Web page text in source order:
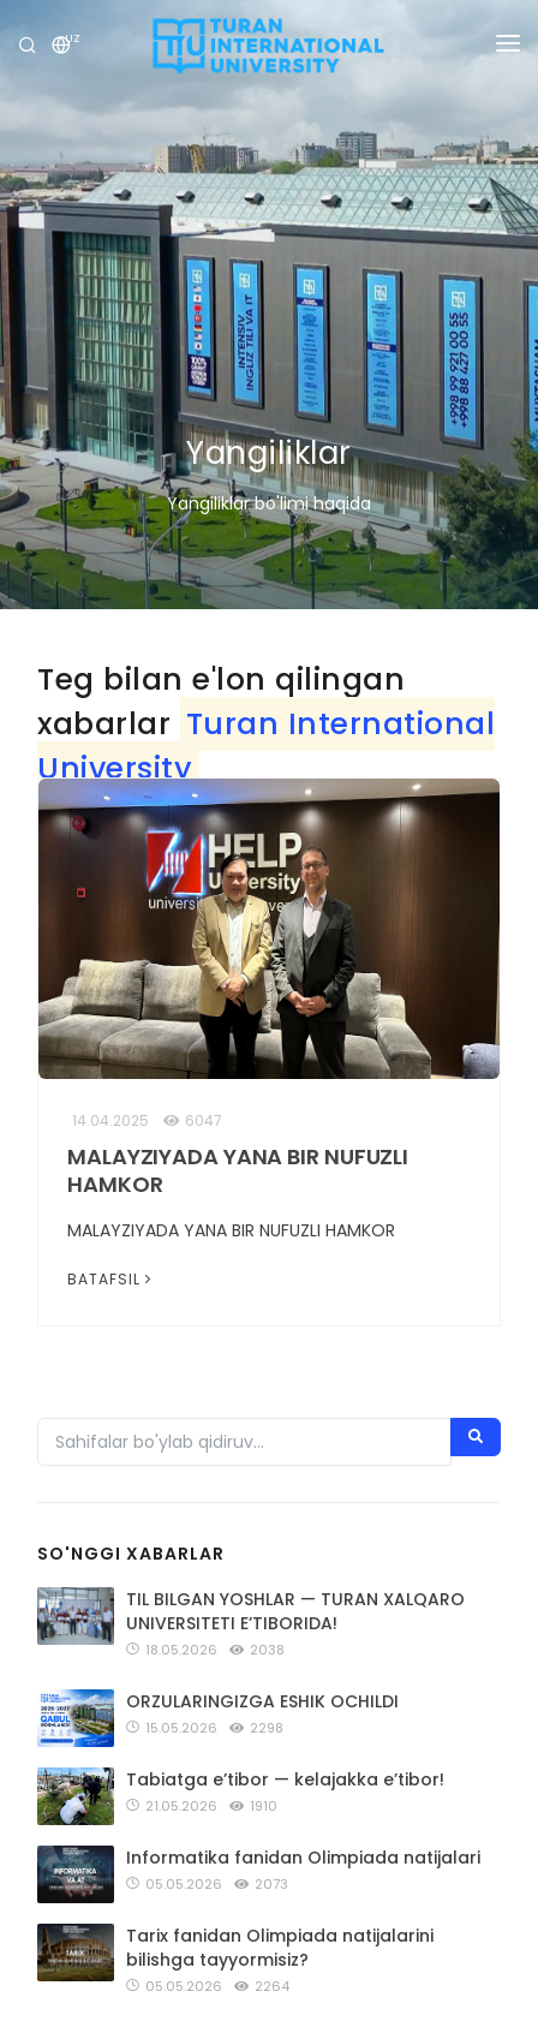
UZ
UNIVERSITET
DASTURLAR
QABUL
TADQIQOT
XALQARO ALOQALAR
YANGILIKLAR
OLIMPIADA
Yangiliklar
Yangiliklar bo'limi haqida
Teg bilan e'lon qilingan
xabarlar Turan International
University
14.04.2025 6047
MALAYZIYADA YANA BIR NUFUZLI
HAMKOR
MALAYZIYADA YANA BIR NUFUZLI HAMKOR
BATAFSIL
SO'NGGI XABARLAR
TIL BILGAN YOSHLAR — TURAN XALQARO
UNIVERSITETI E’TIBORIDA!
18.05.2026 2038
ORZULARINGIZGA ESHIK OCHILDI
15.05.2026 2298
Tabiatga e’tibor — kelajakka e’tibor!
21.05.2026 1910
Informatika fanidan Olimpiada natijalari
05.05.2026 2073
Tarix fanidan Olimpiada natijalarini
bilishga tayyormisiz?
05.05.2026 2264